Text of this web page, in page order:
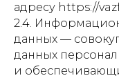
адресу https://
2.4.
данных —
данных
и